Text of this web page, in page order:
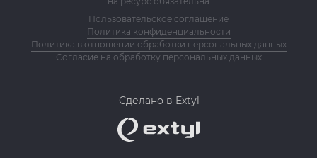
Пользовательское соглашение
Политика конфиденциальности
Политика в отношении обработки персональных данных
Согласие на обработку персональных данных
Сделано в Extyl